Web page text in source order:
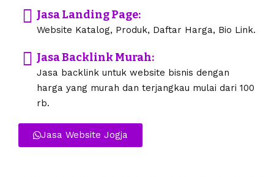
Jasa Landing Page:
Website Katalog, Produk, Daftar Harga, Bio Link.
Jasa Backlink Murah:
Jasa backlink untuk website bisnis dengan
harga yang murah dan terjangkau mulai dari 100
rb.
Jasa Website Jogja